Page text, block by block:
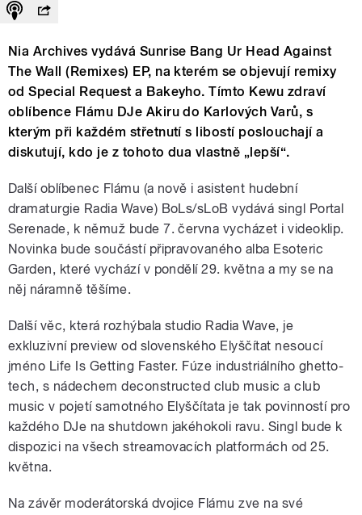
Nia Archives vydává Sunrise Bang Ur Head Against
The Wall (Remixes) EP, na kterém se objevují remixy
od Special Request a Bakeyho. Tímto Kewu zdraví
oblíbence Flámu DJe Akiru do Karlových Varů, s
kterým při každém střetnutí s libostí poslouchají a
diskutují, kdo je z tohoto dua vlastně „lepší“.
Další oblíbenec Flámu (a nově i asistent hudební
dramaturgie Radia Wave) BoLs/sLoB vydává singl Portal
Serenade, k němuž bude 7. června vycházet i videoklip.
Novinka bude součástí připravovaného alba Esoteric
Garden, které vychází v pondělí 29. května a my se na
něj náramně těšíme.
Další věc, která rozhýbala studio Radia Wave, je
exkluzivní preview od slovenského Elyščítat nesoucí
jméno Life Is Getting Faster. Fúze industriálního ghetto-
tech, s nádechem deconstructed club music a club
music v pojetí samotného Elyščítata je tak povinností pro
každého DJe na shutdown jakéhokoli ravu. Singl bude k
dispozici na všech streamovacích platformách od 25.
května.
Na závěr moderátorská dvojice Flámu zve na své